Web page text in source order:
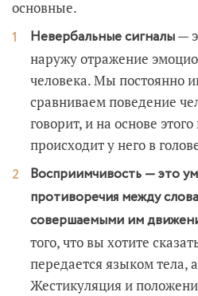
основные.
Невербальные сигналы—
наружу отражение
человека. Мы постоянно
сравниваем поведение
говорит, и на основе
происходит у него в
Восприимчивость — это
противоречия между
совершаемыми им
того, что вы хотите
передается языком тела,
Жестикуляция и